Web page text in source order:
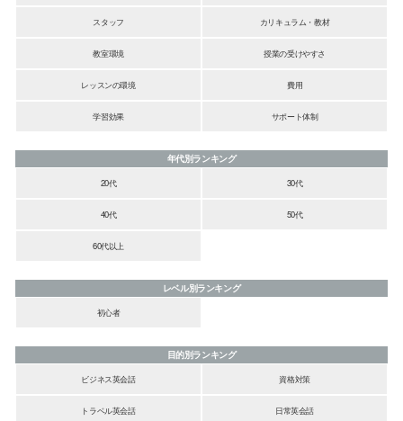
スタッフ カリキュラム・教材
教室環境 授業の受けやすさ
レッスンの環境 費用
学習効果 サポート体制
年代別ランキング
20代
30代
40代 50代
60代以上
レベル別ランキング
初心者
目的別ランキング
ビジネス英会話
資格対策
トラベル英会話 日常英会話